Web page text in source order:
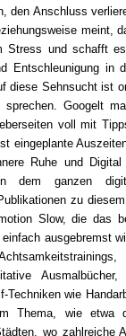
den Anschluss
meint,
Stress und schafft
Entschleunigung in
diese Sehnsucht ist
Googelt
voll mit
eingeplante
Ruhe und
dem ganzen
zu
Slow, die das
ausgebremst
Techniken wie
Thema, wie etwa
wo zahlreiche